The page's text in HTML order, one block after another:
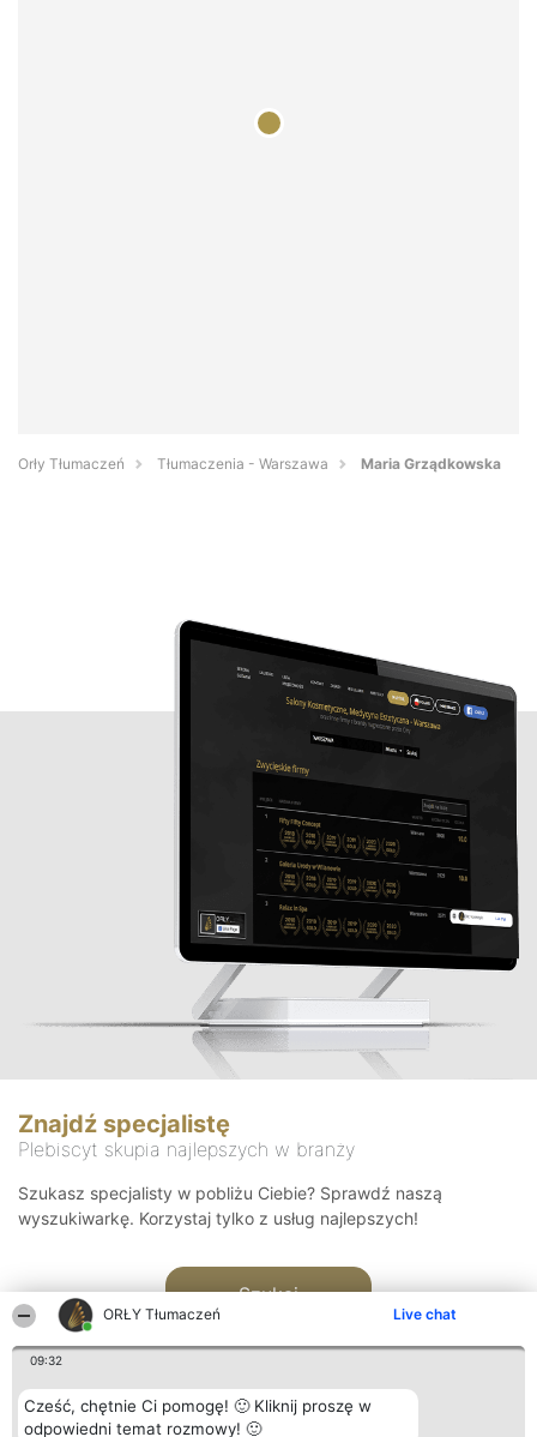
ORŁY Tłumaczeń Live chat
09:32
Cześć, chętnie Ci pomogę! 🙂 Kliknij proszę w
odpowiedni temat rozmowy! 🙂
Orły Tłumaczeń Tłumaczenia - Warszawa Maria Grządkowska
Znajdź specjalistę
Plebiscyt skupia najlepszych w branży
Szukasz specjalisty w pobliżu Ciebie? Sprawdź naszą
wyszukiwarkę. Korzystaj tylko z usług najlepszych!
Szukaj